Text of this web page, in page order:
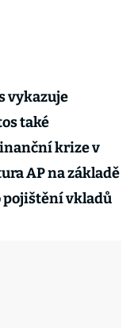
vykazuje
také
krize v
AP na základě
pojištění vkladů